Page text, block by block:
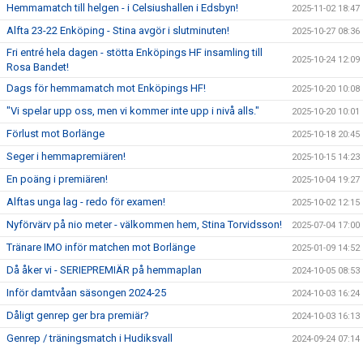
Hemmamatch till helgen - i Celsiushallen i Edsbyn! 2025-11-02 18:47
Alfta 23-22 Enköping - Stina avgör i slutminuten! 2025-10-27 08:36
Fri entré hela dagen - stötta Enköpings HF insamling till
Rosa Bandet!
2025-10-24 12:09
Dags för hemmamatch mot Enköpings HF! 2025-10-20 10:08
"Vi spelar upp oss, men vi kommer inte upp i nivå alls." 2025-10-20 10:01
Förlust mot Borlänge 2025-10-18 20:45
Seger i hemmapremiären! 2025-10-15 14:23
En poäng i premiären! 2025-10-04 19:27
Alftas unga lag - redo för examen! 2025-10-02 12:15
Nyförvärv på nio meter - välkommen hem, Stina Torvidsson! 2025-07-04 17:00
Tränare IMO inför matchen mot Borlänge 2025-01-09 14:52
Då åker vi - SERIEPREMIÄR på hemmaplan 2024-10-05 08:53
Inför damtvåan säsongen 2024-25 2024-10-03 16:24
Dåligt genrep ger bra premiär? 2024-10-03 16:13
Genrep / träningsmatch i Hudiksvall 2024-09-24 07:14